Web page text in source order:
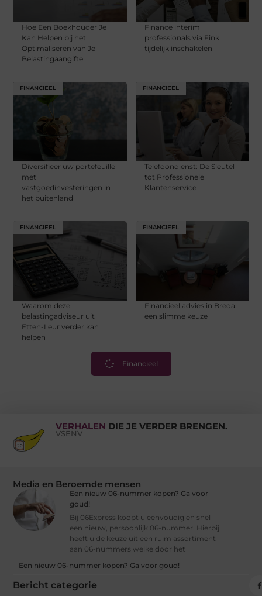
Hoe Een Boekhouder Je
Kan Helpen bij het
Optimaliseren van Je
Belastingaangifte
Finance interim
professionals via Fink
tijdelijk inschakelen
FINANCIEEL
Diversifieer uw portefeuille
met
vastgoedinvesteringen in
het buitenland
FINANCIEEL
Telefoondienst: De Sleutel
tot Professionele
Klantenservice
FINANCIEEL
Waarom deze
belastingadviseur uit
Etten-Leur verder kan
helpen
FINANCIEEL
Financieel advies in Breda:
een slimme keuze
Financieel
VERHALEN DIE JE VERDER BRENGEN.
VSENV
Media en Beroemde mensen
Een nieuw 06-nummer kopen? Ga voor
goud!
Bij 06Express koopt u eenvoudig en snel
een nieuw, persoonlijk 06-nummer. Hierbij
heeft u de keuze uit een ruim assortiment
aan 06-nummers welke door het
Een nieuw 06-nummer kopen? Ga voor goud!
Bericht categorie